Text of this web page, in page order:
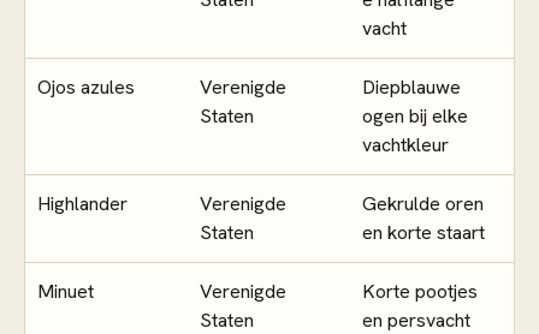
vacht
Ojos azules
Verenigde
Staten
Diepblauwe
ogen bij elke
vachtkleur
Highlander
Verenigde
Staten
Gekrulde oren
en korte staart
Minuet
Verenigde
Staten
Korte pootjes
en persvacht